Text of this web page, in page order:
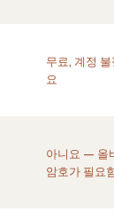
무료, 계정 불
요
아니요 — 올
암호가 필요